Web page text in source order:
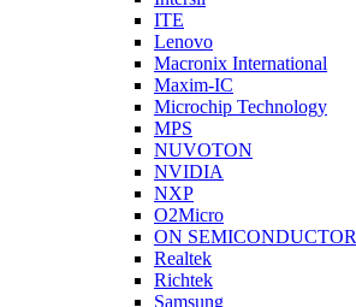
ITE
Lenovo
Macronix International
Maxim-IC
Microchip Technology
MPS
NUVOTON
NVIDIA
NXP
O2Micro
ON SEMICONDUCTOR
Realtek
Richtek
Samsung